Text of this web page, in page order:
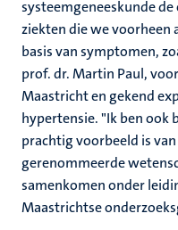
systeemgeneeskunde
ziekten die we voorheen
basis van symptomen,
prof. dr. Martin Paul,
Maastricht en gekend
hypertensie. "Ik ben ook
prachtig voorbeeld is
gerenommeerde
samenkomen onder
Maastrichtse